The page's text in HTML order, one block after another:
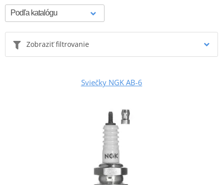
Zobraziť filtrovanie
Sviečky NGK AB-6